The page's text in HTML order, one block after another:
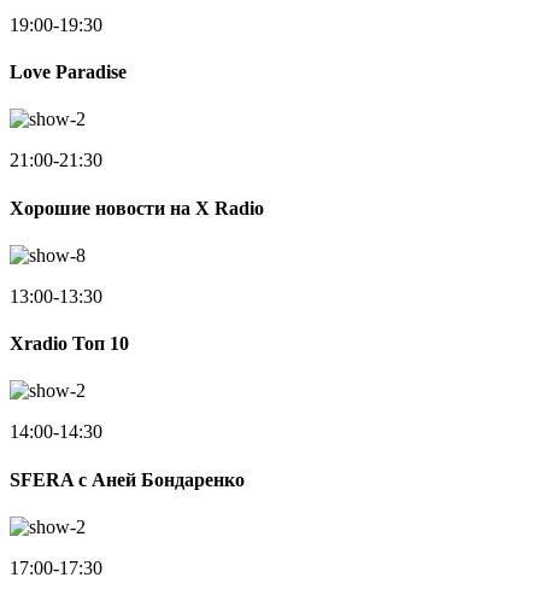
19:00-19:30
Love Paradise
21:00-21:30
Хорошие новости на X Radio
13:00-13:30
Xradio Топ 10
14:00-14:30
SFERA с Аней Бондаренко
17:00-17:30